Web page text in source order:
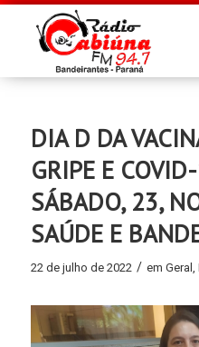
DIA D DA
GRIPE E
SÁBADO, 23,
SAÚDE E
22 de julho de 2022 / em Geral ,